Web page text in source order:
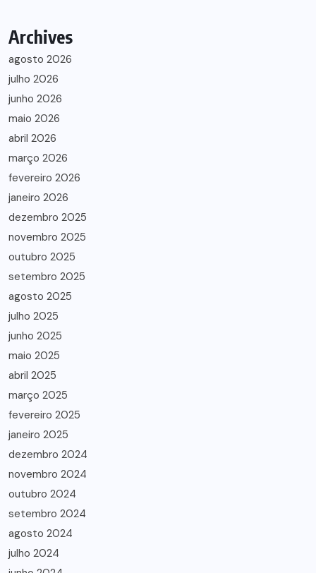
Archives
agosto 2026
julho 2026
junho 2026
maio 2026
abril 2026
março 2026
fevereiro 2026
janeiro 2026
dezembro 2025
novembro 2025
outubro 2025
setembro 2025
agosto 2025
julho 2025
junho 2025
maio 2025
abril 2025
março 2025
fevereiro 2025
janeiro 2025
dezembro 2024
novembro 2024
outubro 2024
setembro 2024
agosto 2024
julho 2024